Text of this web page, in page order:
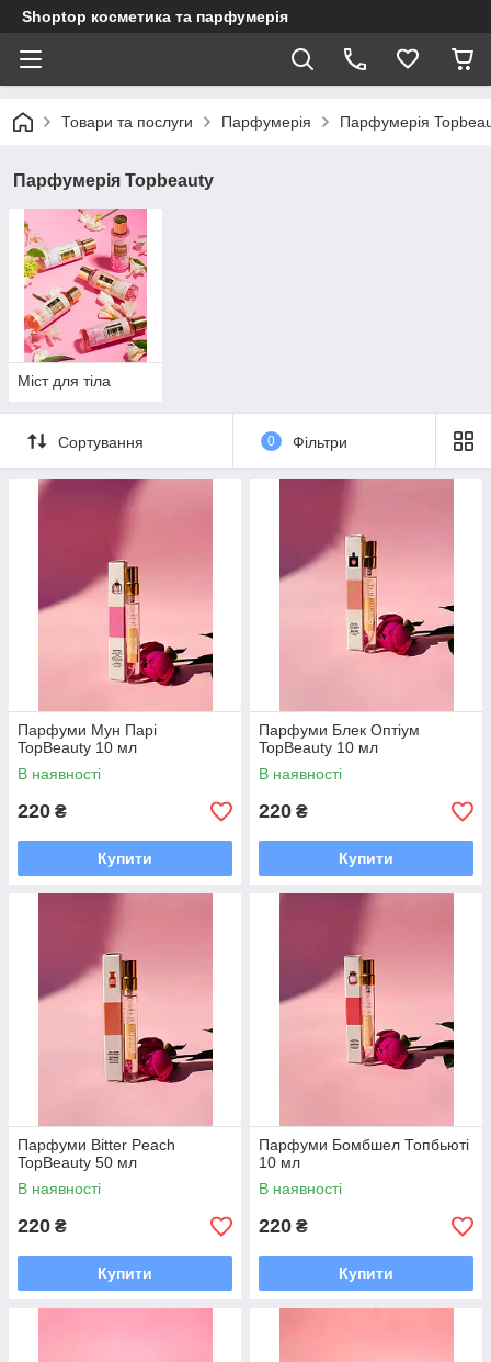
Shoptop косметика та парфумерія
Товари та послуги Парфумерія Парфумерія
Парфумерія Topbeauty
Міст для тіла
Сортування 0 Фільтри
Парфуми Мун Парі
TopBeauty 10 мл
В наявності
220 ₴
Купити
Парфуми Блек Оптіум
TopBeauty 10 мл
В наявності
220 ₴
Купити
Парфуми Bitter Peach
TopBeauty 50 мл
В наявності
220 ₴
Купити
Парфуми Бомбшел Топбьюті
10 мл
В наявності
220 ₴
Купити